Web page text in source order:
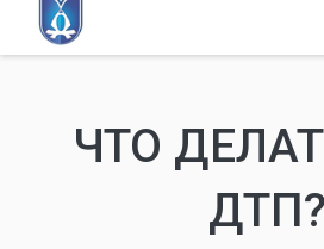
ЧТО
ДТП?